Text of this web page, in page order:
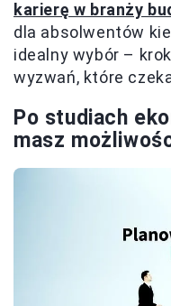
karierę w branży
dla absolwentów
idealny wybór –
wyzwań, które
Po studiach
masz